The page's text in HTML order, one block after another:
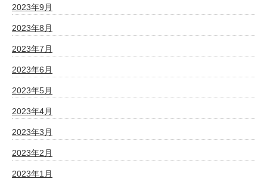
2023年9月
2023年8月
2023年7月
2023年6月
2023年5月
2023年4月
2023年3月
2023年2月
2023年1月